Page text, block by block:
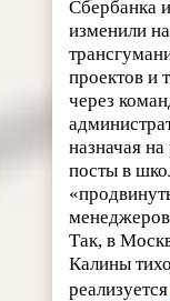
Сбербанка
изменили
проектов и
через
назначая
посты в
Так, в
Калины